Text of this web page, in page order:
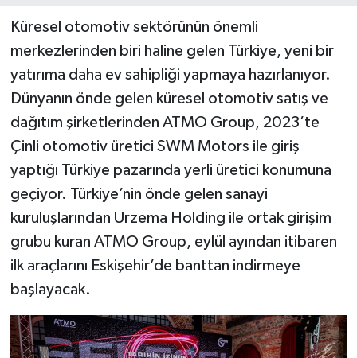
Küresel otomotiv sektörünün önemli
merkezlerinden biri haline gelen Türkiye, yeni bir
yatırıma daha ev sahipliği yapmaya hazırlanıyor.
Dünyanın önde gelen küresel otomotiv satış ve
dağıtım şirketlerinden ATMO Group, 2023’te
Çinli otomotiv üretici SWM Motors ile giriş
yaptığı Türkiye pazarında yerli üretici konumuna
geçiyor. Türkiye’nin önde gelen sanayi
kuruluşlarından Urzema Holding ile ortak girişim
grubu kuran ATMO Group, eylül ayından itibaren
ilk araçlarını Eskişehir’de banttan indirmeye
başlayacak.